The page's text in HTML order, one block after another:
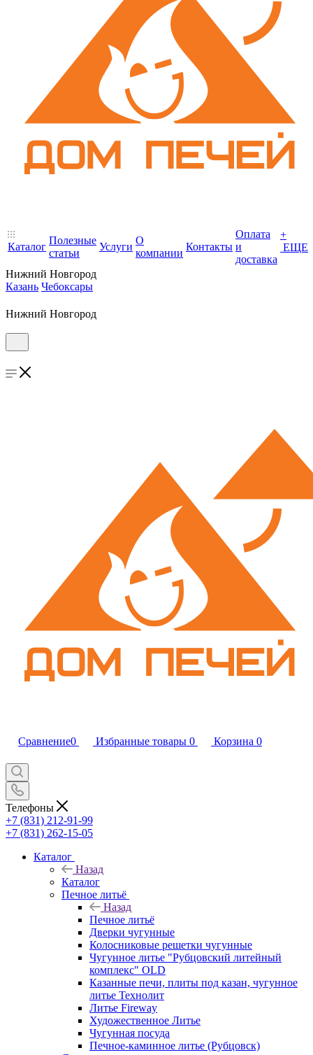
Каталог
Полезные
статьи
Услуги
О
компании
Контакты
Оплата
и
доставка
+
ЕЩЕ
Нижний Новгород
Казань Чебоксары
Нижний Новгород
Сравнение0 Избранные товары 0 Корзина 0
Телефоны
+7 (831) 212-91-99
+7 (831) 262-15-05
Каталог
Назад
Каталог
Печное литьё
Назад
Печное литьё
Дверки чугунные
Колосниковые решетки чугунные
Чугунное литье "Рубцовский литейный
комплекс" OLD
Казанные печи, плиты под казан, чугунное
литье Технолит
Литье Fireway
Художественное Литье
Чугунная посуда
Печное-каминное литье (Рубцовск)